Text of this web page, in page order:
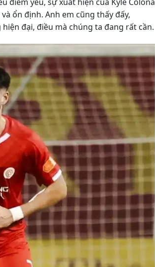
ổn định. Anh em cũng thấy đấy,
đại, điều mà chúng ta đang rất cần.